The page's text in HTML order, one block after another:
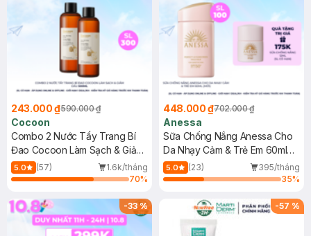
243.000 ₫590.000 ₫
Cocoon
Combo 2 Nước Tẩy Trang Bí
Đao Cocoon Làm Sạch & Giảm
Dầu 500ml
5.0 (57)
1.6k/tháng
70%
448.000 ₫702.000 ₫
Anessa
Sữa Chống Nắng Anessa Cho
Da Nhạy Cảm & Trẻ Em 60ml
(Mới)
5.0 (23)
395/tháng
35%
-33% -57 %